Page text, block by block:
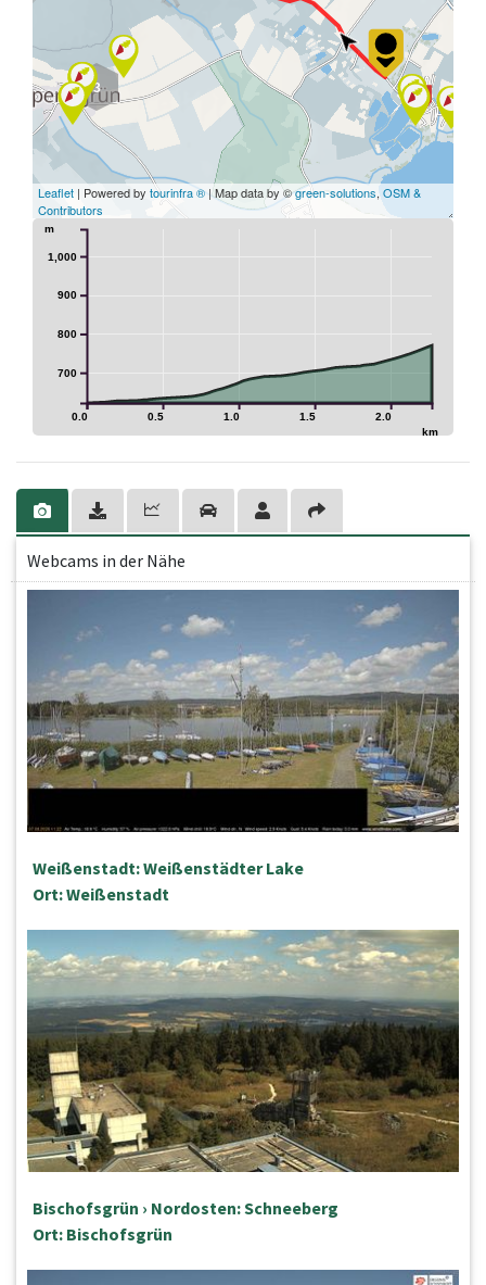
3
Leaflet | Powered by tourinfra ® | Map data by ©green-solutions,OSM &
Contributors
0.0 0.5 1.0 1.5 2.0
km
700
800
900
1,000
m
Webcams in der Nähe
Weißenstadt: Weißenstädter Lake
Ort: Weißenstadt
Bischofsgrün › Nordosten: Schneeberg
Ort: Bischofsgrün